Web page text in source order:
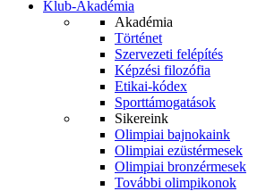
Klub-Akadémia
Akadémia
Történet
Szervezeti felépítés
Képzési filozófia
Etikai-kódex
Sporttámogatások
Sikereink
Olimpiai bajnokaink
Olimpiai ezüstérmesek
Olimpiai bronzérmesek
További olimpikonok